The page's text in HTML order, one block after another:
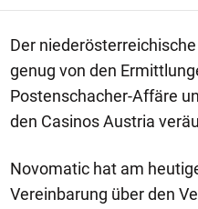
Der
genug von den
Postenschacher-Affäre
den Casinos Austria
Novomatic hat am
Vereinbarung über den